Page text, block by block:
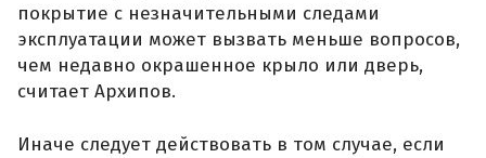
покрытие с незначительными следами
эксплуатации может вызвать меньше вопросов,
чем недавно окрашенное крыло или дверь,
считает Архипов.
Иначе следует действовать в том случае, если